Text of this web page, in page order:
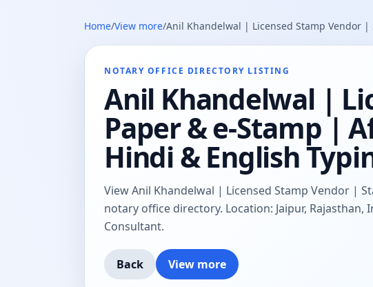
Home/View more/Anil Khandelwal | Licensed Stamp Vendor
NOTARY OFFICE DIRECTORY LISTING
Anil Khandelwal |
Paper & e-Stamp |
Hindi & English
View Anil Khandelwal | Licensed Stamp Vendor |
notary office directory. Location: Jaipur,
Consultant.
Back View more